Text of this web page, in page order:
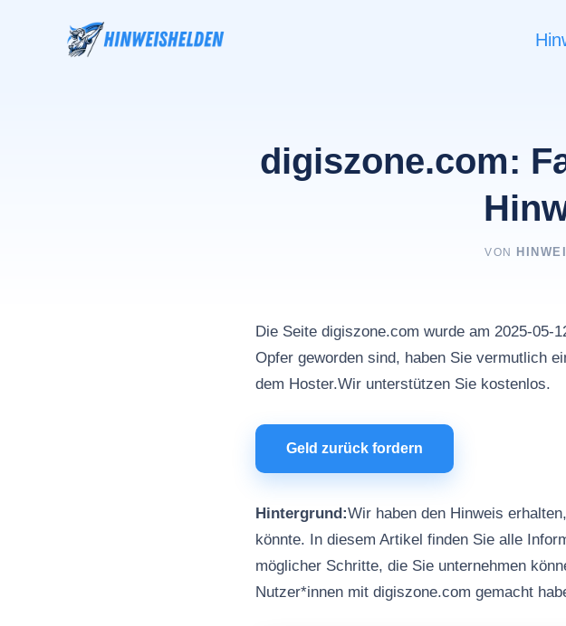
digiszone.com:
VON
Die Seite digiszone.com wurde am 2025-05-
Opfer geworden sind, haben Sie vermutlich
dem Hoster.Wir unterstützen Sie kostenlos.
Geld zurück fordern
Hintergrund:Wir haben den Hinweis
könnte. In diesem Artikel finden Sie alle
möglicher Schritte, die Sie unternehmen
Nutzer*innen mit digiszone.com gemacht